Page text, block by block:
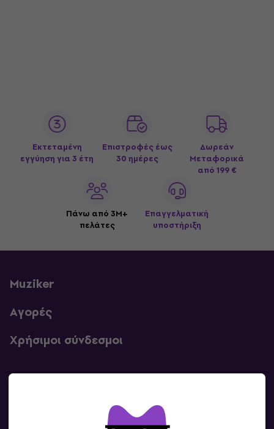
Εκτεταμένη
εγγύηση για 3 έτη
Επιστροφές έως
30 ημέρες
Δωρεάν
Μεταφορικά
από 199 €
Πάνω από 3M+
πελάτες
Επαγγελματική
υποστήριξη
Muziker
Αγορές
Χρήσιμοι σύνδεσμοι
Επικοινωνία